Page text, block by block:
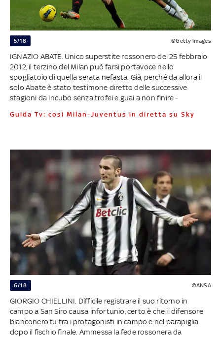
5/18 ©Getty Images
IGNAZIO ABATE. Unico superstite rossonero del 25 febbraio
2012, il terzino del Milan può farsi portavoce nello
spogliatoio di quella serata nefasta. Già, perché da allora il
solo Abate è stato testimone diretto delle successive
stagioni da incubo senza trofei e guai a non finire -
Guida Tv: così Milan-Juventus in diretta su Sky
6/18 ©ANSA
GIORGIO CHIELLINI. Difficile registrare il suo ritorno in
campo a San Siro causa infortunio, certo è che il difensore
bianconero fu tra i protagonisti in campo e nel parapiglia
dopo il fischio finale. Ammessa la fede rossonera da